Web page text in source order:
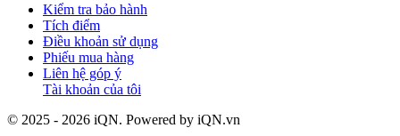
Kiểm tra bảo hành
Tích điểm
Điều khoản sử dụng
Phiếu mua hàng
Liên hệ góp ý
Tài khoản của tôi
© 2025 - 2026 iQN. Powered by iQN.vn